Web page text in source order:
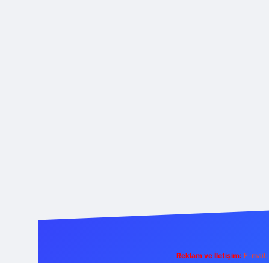
Reklam ve İletişim: E-mail: